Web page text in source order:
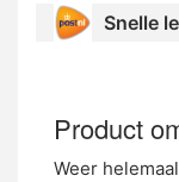
Snelle
Product
Weer